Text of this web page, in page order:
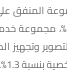
مجموعة شراء المركبات
0.5%، مجموعة معدات خدمات الهاتف